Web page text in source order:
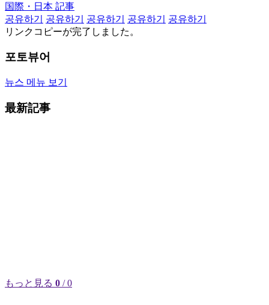
国際・日本 記事
공유하기
공유하기 공유하기 공유하기
공유하기
リンクコピーが完了しました。
포토뷰어
뉴스 메뉴 보기
最新記事
もっと見る 0 / 0